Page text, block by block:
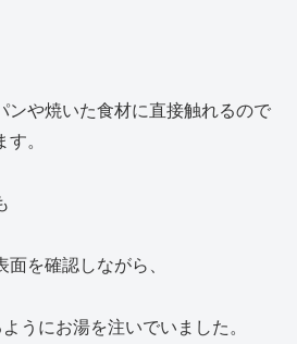
ンや焼いた食材に直接触れるので
。
を確認しながら、
うにお湯を注いでいました。